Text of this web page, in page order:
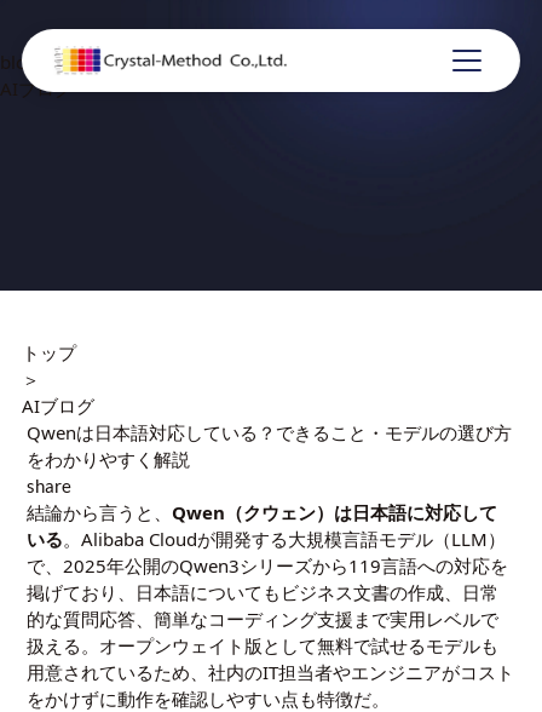
blog
AIブログ
トップ
＞
AIブログ
Qwenは日本語対応している？できること・モデルの選び方
をわかりやすく解説
share
結論から言うと、 Qwen（クウェン）は日本語に対応して
いる。Alibaba Cloudが開発する大規模言語モデル（LLM）
で、2025年公開のQwen3シリーズから119言語への対応を
掲げており、日本語についてもビジネス文書の作成、日常
的な質問応答、簡単なコーディング支援まで実用レベルで
扱える。オープンウェイト版として無料で試せるモデルも
用意されているため、社内のIT担当者やエンジニアがコスト
をかけずに動作を確認しやすい点も特徴だ。